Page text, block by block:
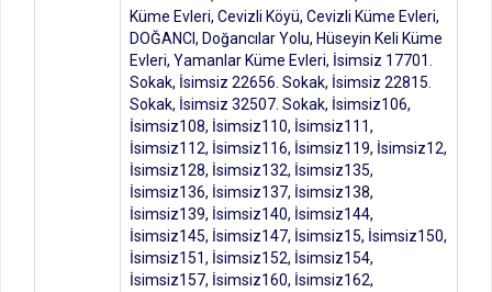
Küme Evleri, Cevizli Köyü, Cevizli Küme Evleri,
DOĞANCI, Doğancılar Yolu, Hüseyin Keli Küme
Evleri, Yamanlar Küme Evleri, İsimsiz 17701.
Sokak, İsimsiz 22656. Sokak, İsimsiz 22815.
Sokak, İsimsiz 32507. Sokak, İsimsiz106,
İsimsiz108, İsimsiz110, İsimsiz111,
İsimsiz112, İsimsiz116, İsimsiz119, İsimsiz12,
İsimsiz128, İsimsiz132, İsimsiz135,
İsimsiz136, İsimsiz137, İsimsiz138,
İsimsiz139, İsimsiz140, İsimsiz144,
İsimsiz145, İsimsiz147, İsimsiz15, İsimsiz150,
İsimsiz151, İsimsiz152, İsimsiz154,
İsimsiz157, İsimsiz160, İsimsiz162,